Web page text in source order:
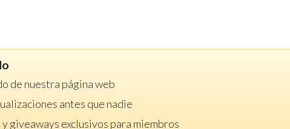
de nuestra página web
antes que nadie
giveaways exclusivos para miembros